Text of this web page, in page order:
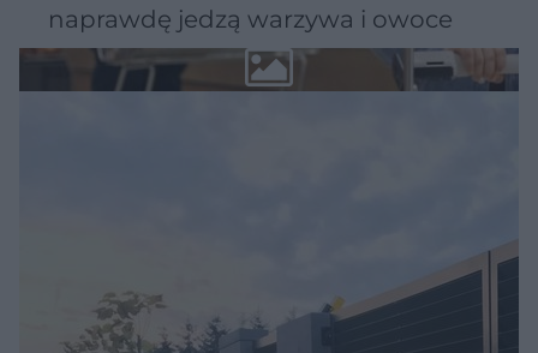
naprawdę jedzą warzywa i owoce